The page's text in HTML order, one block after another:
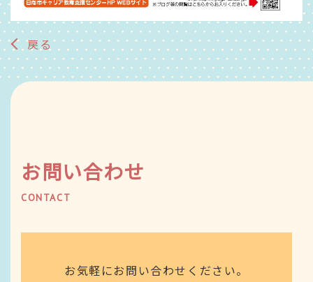
戻る
お問い合わせ
CONTACT
お気軽にお問い合わせください。